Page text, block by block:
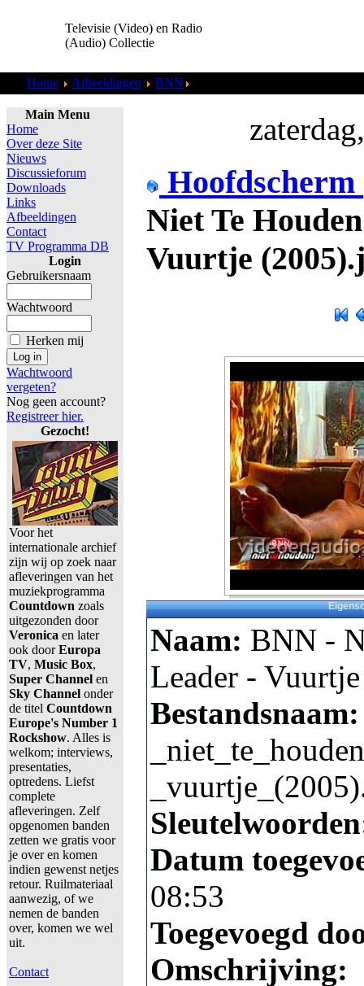
Televisie (Video) en Radio
(Audio) Collectie
Home Afbeeldingen BNN
Main Menu
Home
Over deze Site
Nieuws
Discussieforum
Downloads
Links
Afbeeldingen
Contact
TV Programma DB
Login
Gebruikersnaam
Wachtwoord
Herken mij
Wachtwoord
vergeten?
Nog geen account?
Registreer hier.
Gezocht!
Voor het
internationale archief
zijn wij op zoek naar
afleveringen van het
muziekprogramma
Countdown zoals
uitgezonden door
Veronica en later
ook doorEuropa
TV, Music Box,
Super Channel en
Sky Channel onder
de titel Countdown
Europe's Number 1
Rockshow. Alles is
welkom; interviews,
presentaties,
optredens. Liefst
complete
afleveringen. Zelf
opgenomen banden
zetten we gratis voor
je over en komen
indien gewenst netjes
retour. Ruilmateriaal
aanwezig, of we
nemen de banden
over, komen we wel
uit.
Contact
Hoofdscherm
Niet Te
Vuurtje
Naam: BNN -
Leader -
Datum
08:53
Toegevoegd
Omschrijving: